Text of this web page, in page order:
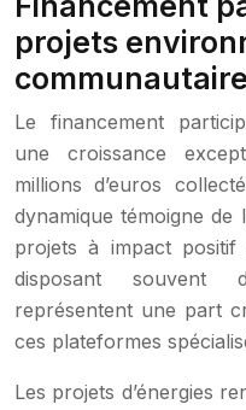
projets
Le financement
une croissance
millions d’euros
dynamique témoigne de
projets à impact
disposant souvent
représentent une part
ces plateformes
Les projets d’énergies